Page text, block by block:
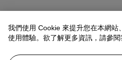
我們使用 Cookie 來提升您在本網站
使用體驗。欲了解更多資訊，請參閱